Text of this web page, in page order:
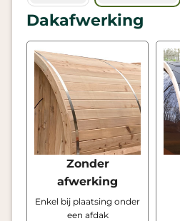
Dakafwerking
Zonder
afwerking
Enkel bij plaatsing onder
een afdak